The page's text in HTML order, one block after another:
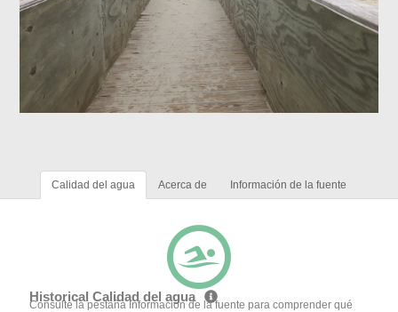
Calidad del agua Acerca de Información de la fuente
Historical Calidad del agua
Consulte la pestaña Información de la fuente para comprender qué